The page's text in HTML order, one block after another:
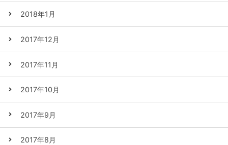
2018年1月
2017年12月
2017年11月
2017年10月
2017年9月
2017年8月